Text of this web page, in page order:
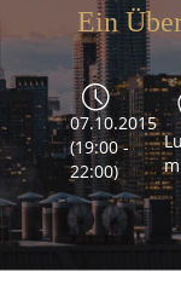
Ein
07.10.2015
(19:00 -
22:00)